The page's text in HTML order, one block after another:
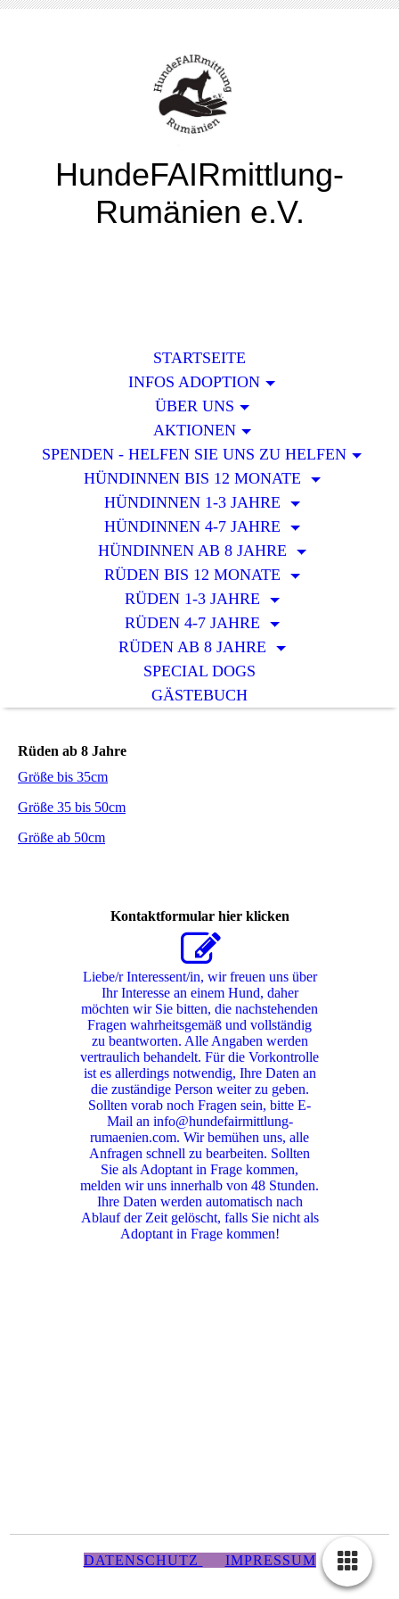
HundeFAIRmittlung-
Rumänien e.V.
STARTSEITE
INFOS ADOPTION
ÜBER UNS
AKTIONEN
SPENDEN - HELFEN SIE UNS ZU HELFEN
HÜNDINNEN BIS 12 MONATE
HÜNDINNEN 1-3 JAHRE
HÜNDINNEN 4-7 JAHRE
HÜNDINNEN AB 8 JAHRE
RÜDEN BIS 12 MONATE
RÜDEN 1-3 JAHRE
RÜDEN 4-7 JAHRE
RÜDEN AB 8 JAHRE
SPECIAL DOGS
GÄSTEBUCH
Rüden ab 8 Jahre
Größe bis 35cm
Größe 35 bis 50cm
Größe ab 50cm
Kontaktformular hier klicken
Liebe/r Interessent/in, wir freuen uns über
Ihr Interesse an einem Hund, daher
möchten wir Sie bitten, die nachstehenden
Fragen wahrheitsgemäß und vollständig
zu beantworten. Alle Angaben werden
vertraulich behandelt. Für die Vorkontrolle
ist es allerdings notwendig, Ihre Daten an
die zuständige Person weiter zu geben.
Sollten vorab noch Fragen sein, bitte E-
Mail an info@hundefairmittlung-
rumaenien.com. Wir bemühen uns, alle
Anfragen schnell zu bearbeiten. Sollten
Sie als Adoptant in Frage kommen,
melden wir uns innerhalb von 48 Stunden.
Ihre Daten werden automatisch nach
Ablauf der Zeit gelöscht, falls Sie nicht als
Adoptant in Frage kommen!
DATENSCHUTZ IMPRESSUM